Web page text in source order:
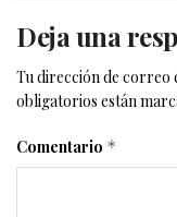
Deja una
Tu dirección de correo
obligatorios están
Comentario *